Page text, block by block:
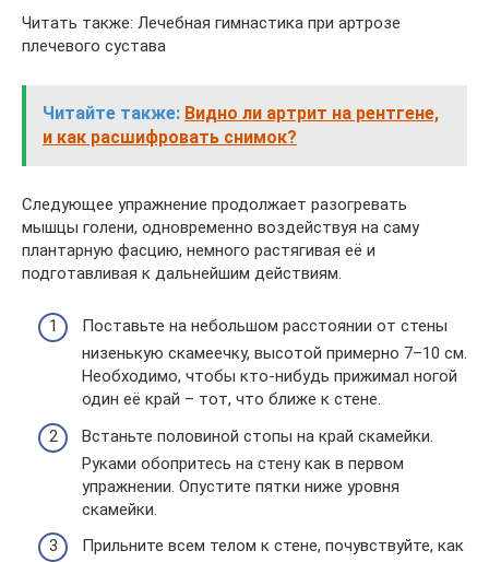
Читать также: Лечебная гимнастика при артрозе
плечевого сустава
Читайте также: Видно ли артрит на рентгене,
и как расшифровать снимок?
Следующее упражнение продолжает разогревать
мышцы голени, одновременно воздействуя на саму
плантарную фасцию, немного растягивая её и
подготавливая к дальнейшим действиям.
Поставьте на небольшом расстоянии от стены
низенькую скамеечку, высотой примерно 7–10 см.
Необходимо, чтобы кто-нибудь прижимал ногой
один её край – тот, что ближе к стене.
Встаньте половиной стопы на край скамейки.
Руками обопритесь на стену как в первом
упражнении. Опустите пятки ниже уровня
скамейки.
Прильните всем телом к стене, почувствуйте, как